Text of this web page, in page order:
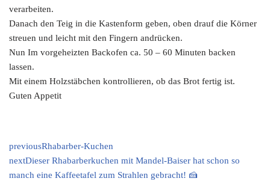
verarbeiten.
Danach den Teig in die Kastenform geben, oben drauf die Körner
streuen und leicht mit den Fingern andrücken.
Nun Im vorgeheizten Backofen ca. 50 – 60 Minuten backen
lassen.
Mit einem Holzstäbchen kontrollieren, ob das Brot fertig ist.
Guten Appetit
previousRhabarber-Kuchen
nextDieser Rhabarberkuchen mit Mandel-Baiser hat schon so
manch eine Kaffeetafel zum Strahlen gebracht! 🍰